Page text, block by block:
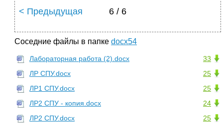
< Предыдущая 6 / 6
Соседние файлы в папке docx54
33
Лабораторная работа (2).docx
25
ЛР СПУ.docx
25
ЛР1 СПУ.docx
24
ЛР2 СПУ - копия.docx
25
ЛР2 СПУ.docx